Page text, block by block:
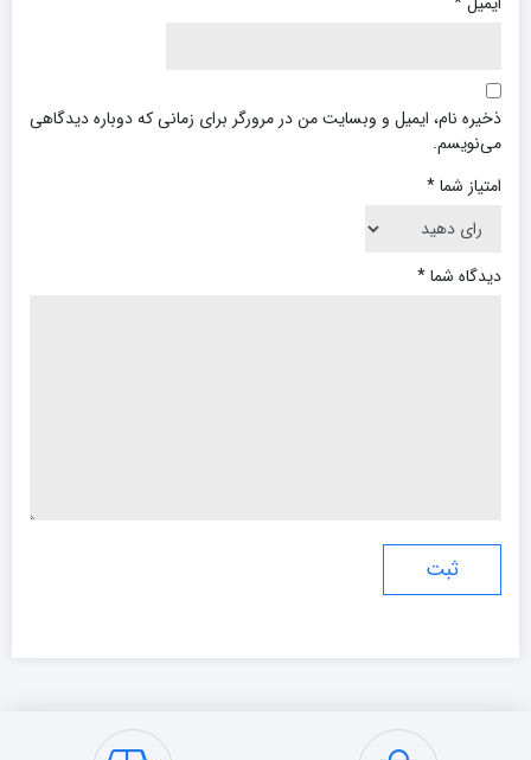
ذخیره نام، ایمیل و وبسایت من در مرورگر برای زمانی که دوباره دیدگاهی
می‌نویسم.
امتیاز شما*
دیدگاه شما*